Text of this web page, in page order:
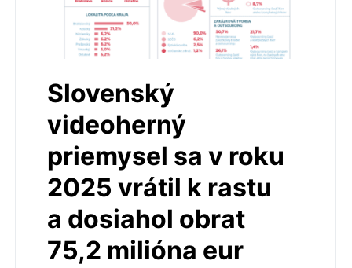
Slovenský
videoherný
priemysel sa v roku
2025 vrátil k rastu
a dosiahol obrat
75,2 milióna eur